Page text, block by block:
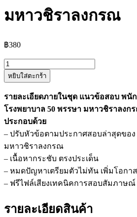
มหาวชิราลงกรณ
฿380
จำนวน
แนว
พนักงาน
ประกอบ
อาหาร
โรง
พยาบาล
50
พรรษา
มหา
า
หยิบใส่ตะกร้า
รายละเอียดภายในชุด แนวข้อสอบ พนั
โรงพยาบาล 50 พรรษา มหาวชิราลงก
ประกอบด้วย
– ปรับหัวข้อตามประกาศสอบล่าสุดของ
มหาวชิราลงกรณ
– เนื้อหากระชับ ตรงประเด็น
– หมดปัญหาเตรียมตัวไม่ทัน เพิ่มโอกา
– ฟรีไฟล์เสียงเทคนิคการสอบสัมภาษณ์
รายละเอียดสินค้า